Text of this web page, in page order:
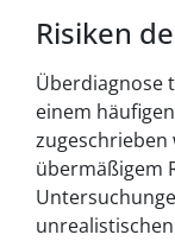
Risiken
Überdiagnose
einem
zugeschrieben
übermäßigem